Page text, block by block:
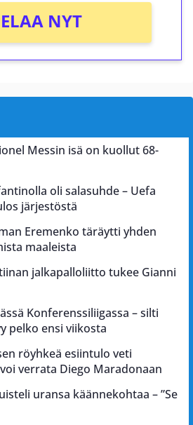
NYT
Messin isä on kuollut 68-
oli salasuhde – Uefa
järjestöstä
Eremenko täräytti yhden
maaleista
jalkapalloliitto tukee Gianni
Konferenssiliigassa – silti
pelko ensi viikosta
röyhkeä esiintulo veti
verrata Diego Maradonaan
uransa käännekohtaa – ”Se